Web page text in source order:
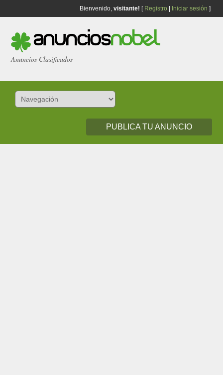
Bienvenido, visitante! [ Registro Iniciar sesión ]
Anuncios Clasificados
PUBLICA TU ANUNCIO